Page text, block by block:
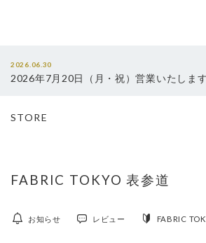
2026.06.30
2026年7月20日（月・祝）営業いたします
STORE
FABRIC TOKYO 表参道
お知らせ レビュー FABRIC